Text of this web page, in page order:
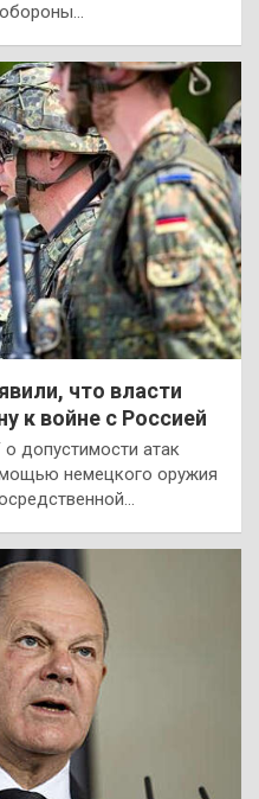
что власти
к войне с Россией
допустимости атак
немецкого оружия